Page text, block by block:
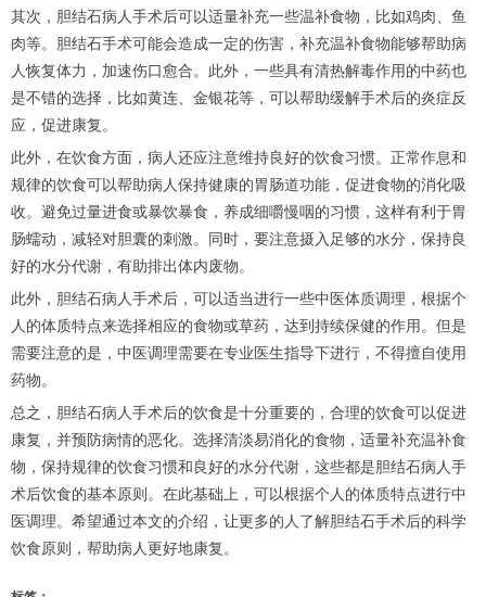
其次，胆结石病人手术后可以适量补充一些温补食物，比如鸡肉、鱼
肉等。胆结石手术可能会造成一定的伤害，补充温补食物能够帮助病
人恢复体力，加速伤口愈合。此外，一些具有清热解毒作用的中药也
是不错的选择，比如黄连、金银花等，可以帮助缓解手术后的炎症反
应，促进康复。
此外，在饮食方面，病人还应注意维持良好的饮食习惯。正常作息和
规律的饮食可以帮助病人保持健康的胃肠道功能，促进食物的消化吸
收。避免过量进食或暴饮暴食，养成细嚼慢咽的习惯，这样有利于胃
肠蠕动，减轻对胆囊的刺激。同时，要注意摄入足够的水分，保持良
好的水分代谢，有助排出体内废物。
此外，胆结石病人手术后，可以适当进行一些中医体质调理，根据个
人的体质特点来选择相应的食物或草药，达到持续保健的作用。但是
需要注意的是，中医调理需要在专业医生指导下进行，不得擅自使用
药物。
总之，胆结石病人手术后的饮食是十分重要的，合理的饮食可以促进
康复，并预防病情的恶化。选择清淡易消化的食物，适量补充温补食
物，保持规律的饮食习惯和良好的水分代谢，这些都是胆结石病人手
术后饮食的基本原则。在此基础上，可以根据个人的体质特点进行中
医调理。希望通过本文的介绍，让更多的人了解胆结石手术后的科学
饮食原则，帮助病人更好地康复。